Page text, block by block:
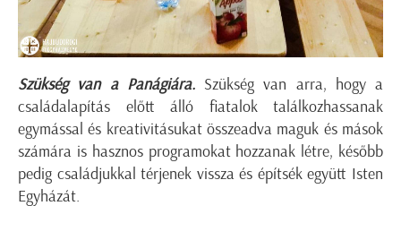
Szükség van a Panágiára.Szükség van arra, hogy a
családalapítás előtt álló fiatalok találkozhassanak
egymással és kreativitásukat összeadva maguk és mások
számára is hasznos programokat hozzanak létre, később
pedig családjukkal térjenek vissza és építsék együtt Isten
Egyházát.